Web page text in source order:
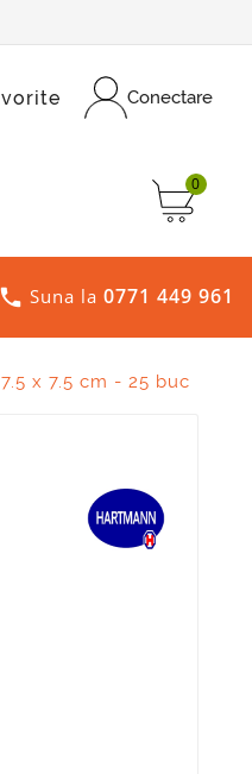
Conectare
0
 Suna la 0771 449 961
x 7.5 cm - 25 buc